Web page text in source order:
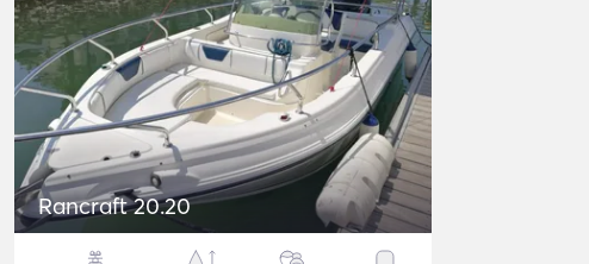
Rancraft 20.20